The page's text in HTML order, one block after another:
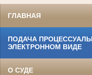
ГЛАВНАЯ
ПОДАЧА
ЭЛЕКТРОННОМ ВИДЕ
О СУДЕ